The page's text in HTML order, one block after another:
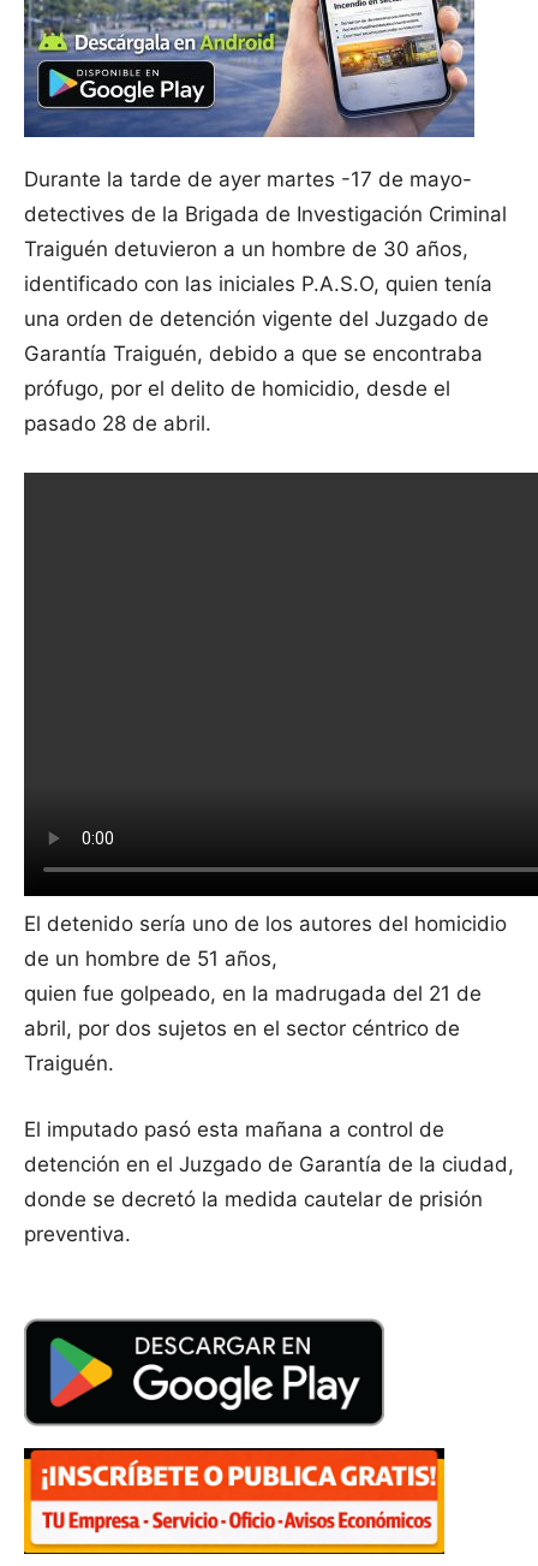
Durante la tarde de ayer martes -17 de mayo-
detectives de la Brigada de Investigación Criminal
Traiguén detuvieron a un hombre de 30 años,
identificado con las iniciales P.A.S.O, quien tenía
una orden de detención vigente del Juzgado de
Garantía Traiguén, debido a que se encontraba
prófugo, por el delito de homicidio, desde el
pasado 28 de abril.
El detenido sería uno de los autores del homicidio
de un hombre de 51 años,
quien fue golpeado, en la madrugada del 21 de
abril, por dos sujetos en el sector céntrico de
Traiguén.
El imputado pasó esta mañana a control de
detención en el Juzgado de Garantía de la ciudad,
donde se decretó la medida cautelar de prisión
preventiva.